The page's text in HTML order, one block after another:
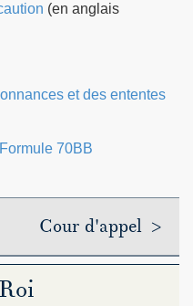
(en anglais
et des ententes
70BB
Cour d'appel >